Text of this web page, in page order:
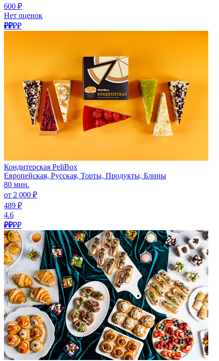
600 ₽
Нет оценок
₽₽₽₽
Кондитерская PeliBox
Европейская, Русская, Торты, Продукты, Блины
80 мин.
от 2 000 ₽
489 ₽
4.6
₽₽₽₽